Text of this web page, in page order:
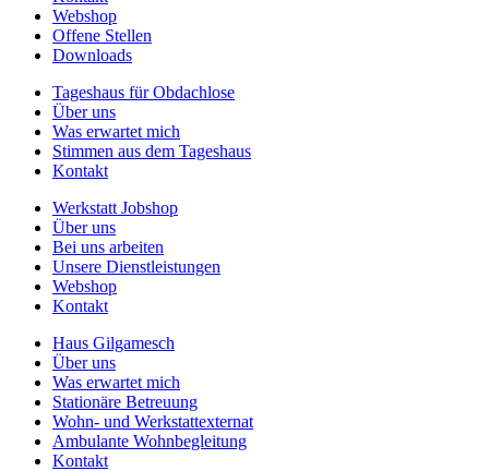
Webshop
Offene Stellen
Downloads
Tageshaus für Obdachlose
Über uns
Was erwartet mich
Stimmen aus dem Tageshaus
Kontakt
Werkstatt Jobshop
Über uns
Bei uns arbeiten
Unsere Dienstleistungen
Webshop
Kontakt
Haus Gilgamesch
Über uns
Was erwartet mich
Stationäre Betreuung
Wohn- und Werkstattexternat
Ambulante Wohnbegleitung
Kontakt